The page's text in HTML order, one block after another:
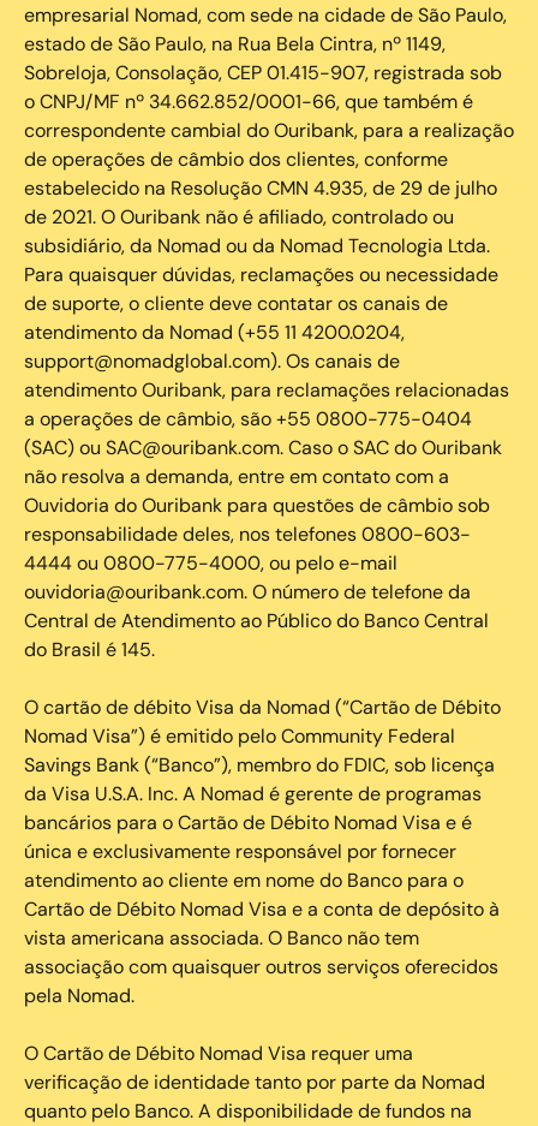
empresarial Nomad, com sede na cidade de São Paulo,
estado de São Paulo, na Rua Bela Cintra, nº 1149,
Sobreloja, Consolação, CEP 01.415-907, registrada sob
o CNPJ/MF nº 34.662.852/0001-66, que também é
correspondente cambial do Ouribank, para a realização
de operações de câmbio dos clientes, conforme
estabelecido na Resolução CMN 4.935, de 29 de julho
de 2021. O Ouribank não é afiliado, controlado ou
subsidiário, da Nomad ou da Nomad Tecnologia Ltda.
Para quaisquer dúvidas, reclamações ou necessidade
de suporte, o cliente deve contatar os canais de
atendimento da Nomad (+55 11 4200.0204,
support@nomadglobal.com). Os canais de
atendimento Ouribank, para reclamações relacionadas
a operações de câmbio, são +55 0800-775-0404
(SAC) ou SAC@ouribank.com. Caso o SAC do Ouribank
não resolva a demanda, entre em contato com a
Ouvidoria do Ouribank para questões de câmbio sob
responsabilidade deles, nos telefones 0800-603-
4444 ou 0800-775-4000, ou pelo e-mail
ouvidoria@ouribank.com. O número de telefone da
Central de Atendimento ao Público do Banco Central
do Brasil é 145.
O cartão de débito Visa da Nomad (“Cartão de Débito
Nomad Visa”) é emitido pelo Community Federal
Savings Bank (“Banco”), membro do FDIC, sob licença
da Visa U.S.A. Inc. A Nomad é gerente de programas
bancários para o Cartão de Débito Nomad Visa e é
única e exclusivamente responsável por fornecer
atendimento ao cliente em nome do Banco para o
Cartão de Débito Nomad Visa e a conta de depósito à
vista americana associada. O Banco não tem
associação com quaisquer outros serviços oferecidos
pela Nomad.
O Cartão de Débito Nomad Visa requer uma
verificação de identidade tanto por parte da Nomad
quanto pelo Banco. A disponibilidade de fundos na